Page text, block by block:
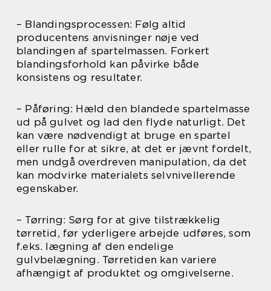
– Blandingsprocessen: Følg altid
producentens anvisninger nøje ved
blandingen af spartelmassen. Forkert
blandingsforhold kan påvirke både
konsistens og resultater.
– Påføring: Hæld den blandede spartelmasse
ud på gulvet og lad den flyde naturligt. Det
kan være nødvendigt at bruge en spartel
eller rulle for at sikre, at det er jævnt fordelt,
men undgå overdreven manipulation, da det
kan modvirke materialets selvnivellerende
egenskaber.
– Tørring: Sørg for at give tilstrækkelig
tørretid, før yderligere arbejde udføres, som
f.eks. lægning af den endelige
gulvbelægning. Tørretiden kan variere
afhængigt af produktet og omgivelserne.